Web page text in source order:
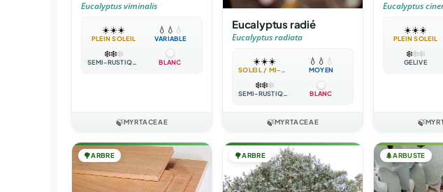
Eucalyptus viminalis
☀️☀️☀️
PLEIN SOLEIL
💧 💧 💧
VARIABLE
❄️❄️❄️
SEMI-RUSTIQUE BLANC
🍃MYRTACEAE
Eucalyptus radié
Eucalyptus radiata
☀️☀️☀️
SOLEIL / MI-OMBRE
💧 💧 💧
MOYEN
❄️❄️❄️
SEMI-RUSTIQUE BLANC
🍃MYRTACEAE
Eucalyptus
☀️☀️☀️
PLEIN SOLEIL
❄️❄️❄️
GÉLIVE
🍃
🌳ARBRE 🌳ARBRE 🌲ARBUSTE